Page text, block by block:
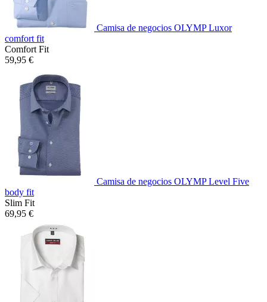
Camisa de negocios OLYMP Luxor
comfort fit
Comfort Fit
59,95 €
Camisa de negocios OLYMP Level Five
body fit
Slim Fit
69,95 €